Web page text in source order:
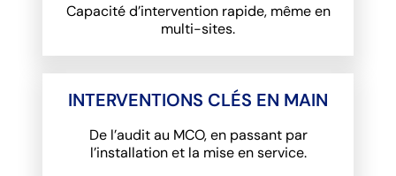
Capacité d’intervention rapide, même en
multi-sites.
INTERVENTIONS CLÉS EN MAIN
De l’audit au MCO, en passant par
l’installation et la mise en service.